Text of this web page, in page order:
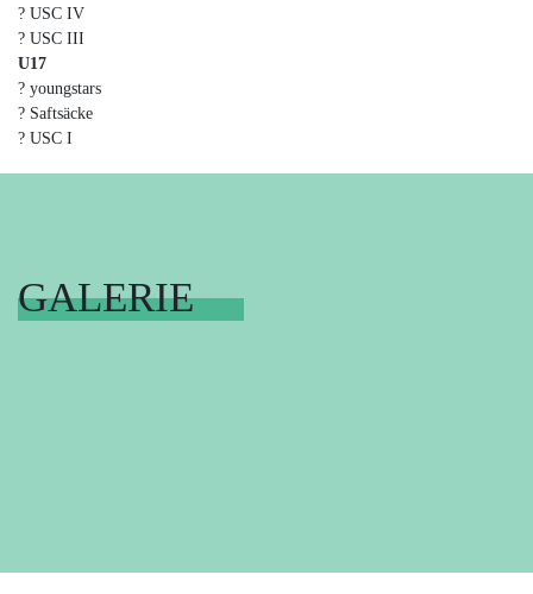
? USC IV
? USC III
U17
? youngstars
? Saftsäcke
? USC I
GALERIE